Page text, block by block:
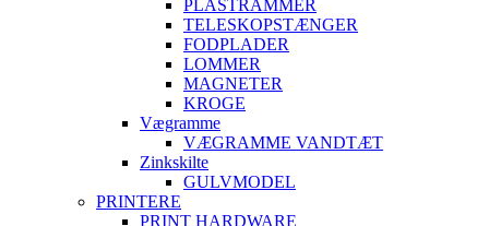
PLASTRAMMER
TELESKOPSTÆNGER
FODPLADER
LOMMER
MAGNETER
KROGE
Vægramme
VÆGRAMME VANDTÆT
Zinkskilte
GULVMODEL
PRINTERE
PRINT HARDWARE